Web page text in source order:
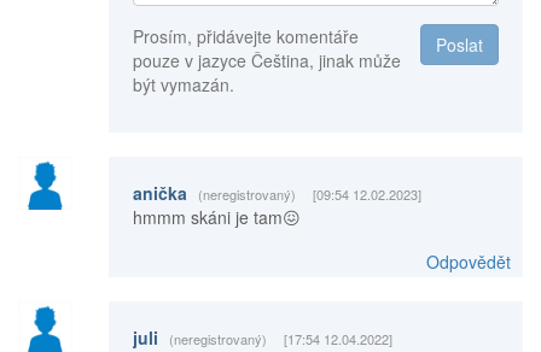
Poslat
Prosím, přidávejte komentáře
pouze v jazyce Čeština, jinak může
být vymazán.
anička (neregistrovaný) [09:54 12.02.2023]
hmmm skáni je tam😖
Odpovědět
juli (neregistrovaný) [17:54 12.04.2022]